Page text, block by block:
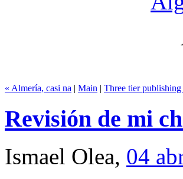
« Almería, casi na | Main | Three tier publishing
Revisión de mi
Ismael Olea, 04